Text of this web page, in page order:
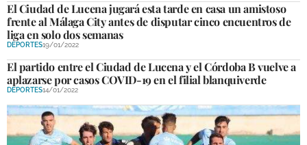
El Ciudad de Lucena jugará esta tarde en casa un amistoso
frente al Málaga City antes de disputar cinco encuentros de
liga en solo dos semanas
DEPORTES19/01/2022
El partido entre el Ciudad de Lucena y el Córdoba B vuelve a
aplazarse por casos COVID-19 en el filial blanquiverde
DEPORTES14/01/2022